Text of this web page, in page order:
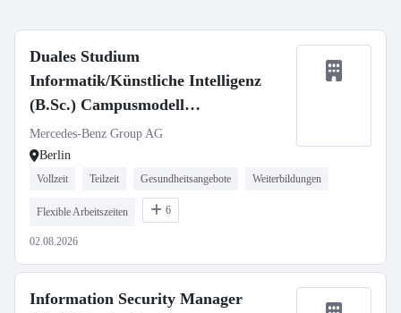
Duales Studium
Informatik/Künstliche Intelligenz
(B.Sc.) Campusmodell
Berlin/Stuttgart, 01.10.2027 (m/w/d)
Mercedes-Benz Group AG
Berlin
Vollzeit Teilzeit Gesundheitsangebote Weiterbildungen
Flexible Arbeitszeiten 6
02.08.2026
Information Security Manager